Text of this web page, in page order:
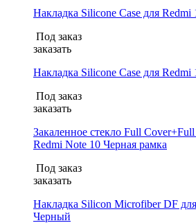
Накладка Silicone Case для
Под заказ
заказать
Накладка Silicone Case для
Под заказ
заказать
Закаленное стекло Full
Redmi Note 10 Черная рамка
Под заказ
заказать
Накладка Silicon Microfiber DF
Черный